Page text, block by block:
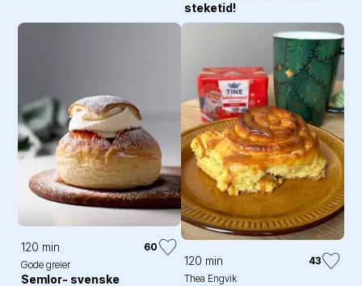
steketid!
120 min
60
Gode greier
Semlor- svenske
120 min
43
Thea Engvik